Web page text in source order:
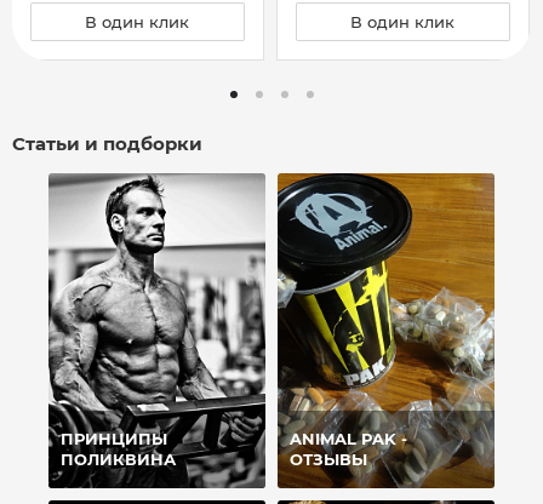
В один клик В один клик
Статьи и подборки
ПРИНЦИПЫ
ПОЛИКВИНА
ANIMAL PAK -
ОТЗЫВЫ